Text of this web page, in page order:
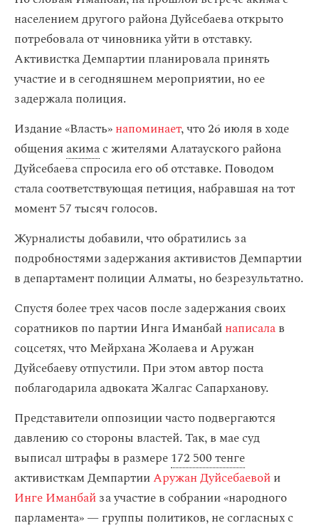
населением другого района Дуйсебаева открыто
потребовала от чиновника уйти в отставку.
Активистка Демпартии планировала принять
участие и в сегодняшнем мероприятии, но ее
задержала полиция.
Издание «Власть»напоминает, что 26 июля в ходе
общенияакимас жителями Алатауского района
Дуйсебаева спросила его об отставке. Поводом
стала соответствующая петиция, набравшая на тот
момент 57 тысяч голосов.
Журналисты добавили, что обратились за
подробностями задержания активистов Демпартии
в департамент полиции Алматы, но безрезультатно.
Спустя более трех часов после задержания своих
соратников по партии Инга Иманбайнаписалав
соцсетях, что Мейрхана Жолаева и Аружан
Дуйсебаеву отпустили. При этом автор поста
поблагодарила адвоката Жалгас Сапарханову.
Представители оппозиции часто подвергаются
давлению со стороны властей. Так, в мае суд
выписал штрафы в размере172 500 тенге
активисткам ДемпартииАружан Дуйсебаевойи
Инге Иманбайза участие в собрании «народного
парламента» — группы политиков, не согласных с